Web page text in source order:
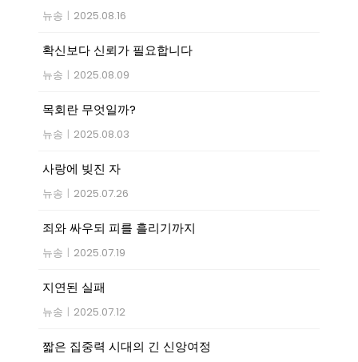
뉴송 | 2025.08.16
확신보다 신뢰가 필요합니다
뉴송 | 2025.08.09
목회란 무엇일까?
뉴송 | 2025.08.03
사랑에 빚진 자
뉴송 | 2025.07.26
죄와 싸우되 피를 흘리기까지
뉴송 | 2025.07.19
지연된 실패
뉴송 | 2025.07.12
짧은 집중력 시대의 긴 신앙여정